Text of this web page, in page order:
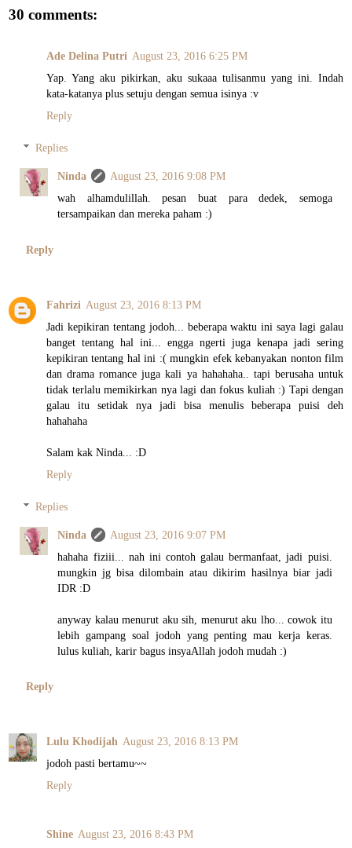
30 comments:
Ade Delina Putri August 23, 2016 6:25 PM
Yap. Yang aku pikirkan, aku sukaaa tulisanmu yang ini. Indah
kata-katanya plus setuju dengan semua isinya :v
Reply
Replies
Ninda
August 23, 2016 9:08 PM
wah alhamdulillah. pesan buat para dedek, semoga
tersampaikan dan mereka paham :)
Reply
Fahrizi August 23, 2016 8:13 PM
Jadi kepikiran tentang jodoh... beberapa waktu ini saya lagi galau
banget tentang hal ini... engga ngerti juga kenapa jadi sering
kepikiran tentang hal ini :( mungkin efek kebanyakan nonton film
dan drama romance juga kali ya hahahaha.. tapi berusaha untuk
tidak terlalu memikirkan nya lagi dan fokus kuliah :) Tapi dengan
galau itu setidak nya jadi bisa menulis beberapa puisi deh
hahahaha
Salam kak Ninda... :D
Reply
Replies
Ninda
August 23, 2016 9:07 PM
hahaha fiziii... nah ini contoh galau bermanfaat, jadi puisi.
mungkin jg bisa dilombain atau dikirim hasilnya biar jadi
IDR :D
anyway kalau menurut aku sih, menurut aku lho... cowok itu
lebih gampang soal jodoh yang penting mau kerja keras.
lulus kuliah, karir bagus insyaAllah jodoh mudah :)
Reply
Lulu Khodijah August 23, 2016 8:13 PM
jodoh pasti bertamu~~
Reply
Shine August 23, 2016 8:43 PM